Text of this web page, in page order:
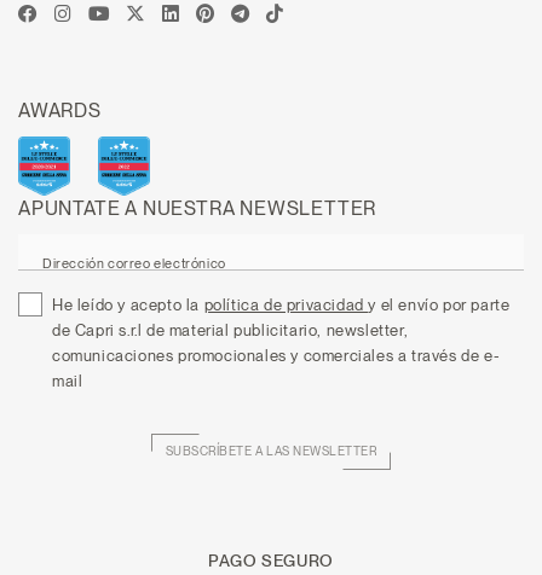
APUNTATE A NUESTRA NEWSLETTER
Dirección correo electrónico
He leído y acepto la política de privacidady el envío por parte
de Capri s.r.l de material publicitario, newsletter,
comunicaciones promocionales y comerciales a través de e-
mail
SUBSCRÍBETE A LAS NEWSLETTER
AWARDS
PAGO SEGURO